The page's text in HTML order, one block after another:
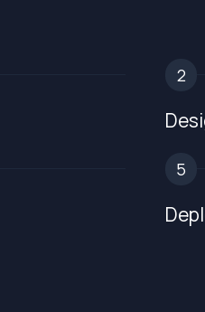
2
5